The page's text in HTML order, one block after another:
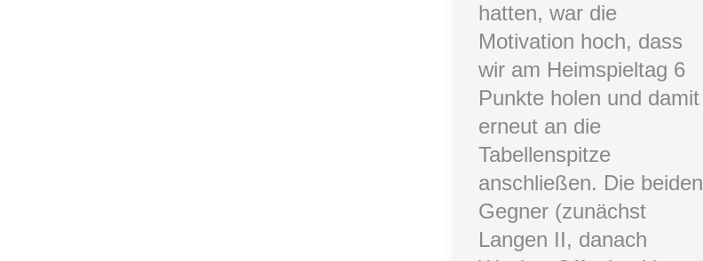
hatten, war die
Motivation hoch, dass
wir am Heimspieltag 6
Punkte holen und damit
erneut an die
Tabellenspitze
anschließen. Die beiden
Gegner (zunächst
Langen II, danach